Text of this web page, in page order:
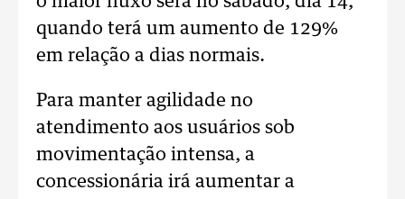
quando terá um aumento de 129%
em relação a dias normais.
Para manter agilidade no
atendimento aos usuários sob
movimentação intensa, a
concessionária irá aumentar a